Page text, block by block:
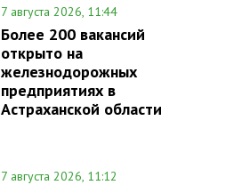
7 августа 2026, 11:44
Более 200 вакансий
открыто на
железнодорожных
предприятиях в
Астраханской области
7 августа 2026, 11:12